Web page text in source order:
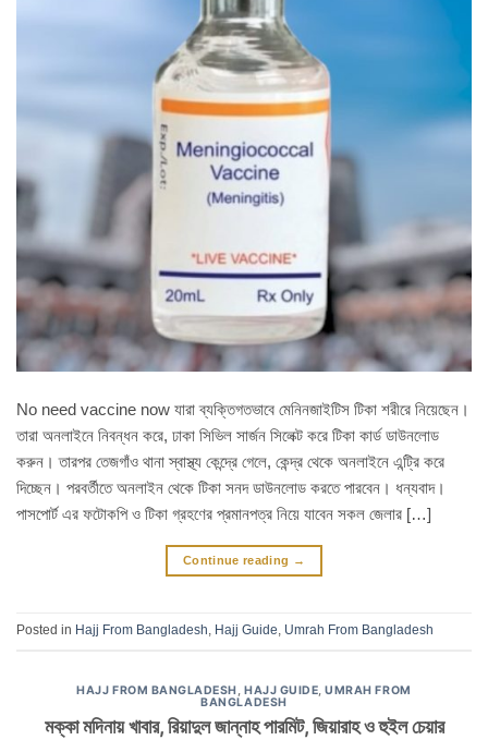
No need vaccine now যারা ব্যক্তিগতভাবে মেনিনজাইটিস টিকা শরীরে নিয়েছেন।
তারা অনলাইনে নিবন্ধন করে, ঢাকা সিভিল সার্জন সিলেক্ট করে টিকা কার্ড ডাউনলোড
করুন। তারপর তেজগাঁও থানা স্বাস্থ্য কেন্দ্রে গেলে, কেন্দ্র থেকে অনলাইনে এন্ট্রি করে
দিচ্ছেন। পরবর্তীতে অনলাইন থেকে টিকা সনদ ডাউনলোড করতে পারবেন। ধন্যবাদ।
পাসপোর্ট এর ফটোকপি ও টিকা গ্রহণের প্রমানপত্র নিয়ে যাবেন সকল জেলার […]
Continue reading →
Posted in Hajj From Bangladesh, Hajj Guide, Umrah From Bangladesh
HAJJ FROM BANGLADESH, HAJJ GUIDE,UMRAH FROM
BANGLADESH
মক্কা মদিনায় খাবার, রিয়াদুল জান্নাহ পারমিট, জিয়ারাহ ও হুইল চেয়ার